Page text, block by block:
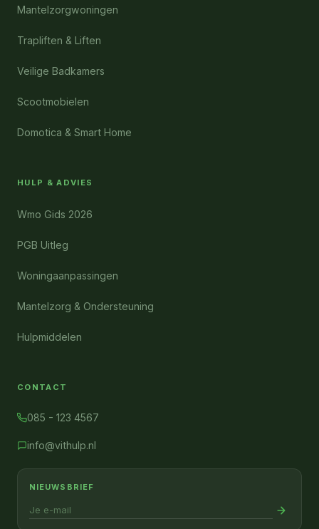
Mantelzorgwoningen
Trapliften & Liften
Veilige Badkamers
Scootmobielen
Domotica & Smart Home
HULP & ADVIES
Wmo Gids 2026
PGB Uitleg
Woningaanpassingen
Mantelzorg & Ondersteuning
Hulpmiddelen
CONTACT
085 - 123 4567
info@vithulp.nl
NIEUWSBRIEF